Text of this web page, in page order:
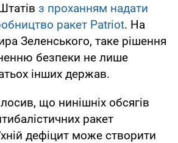
з проханням надати
ракет Patriot. На
Зеленського, таке рішення
безпеки не лише
інших держав.
що нинішніх обсягів
ракет
дефіцит може створити